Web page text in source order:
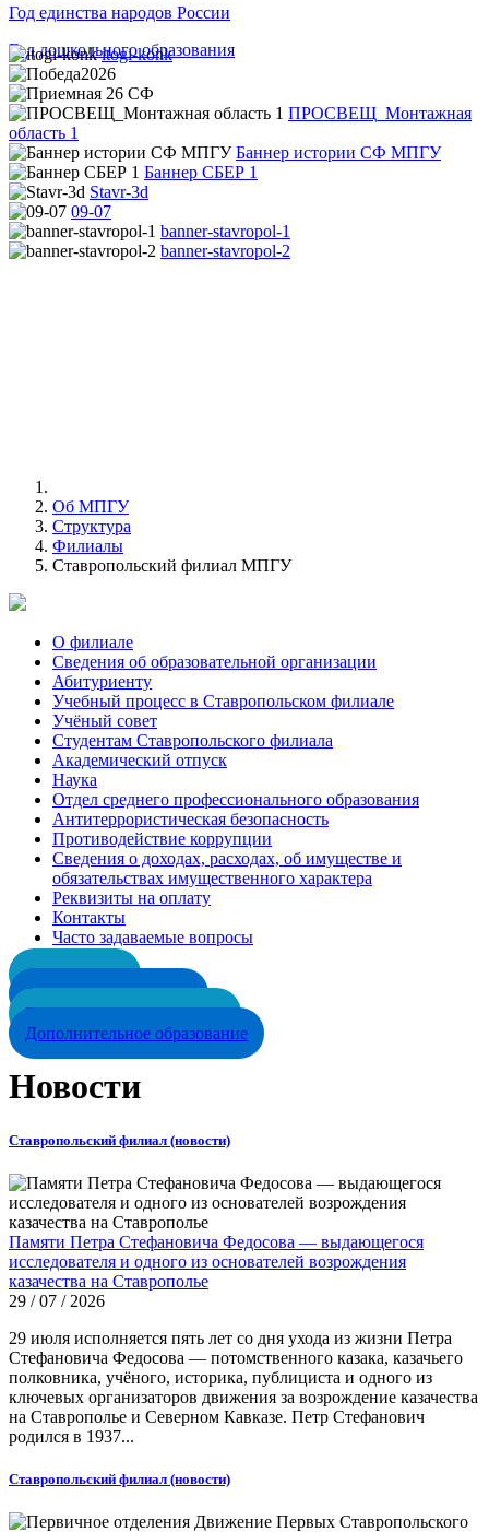
Год единства народов России
Год дошкольного образования
itogi-konk
ПРОСВЕЩ_Монтажная
область 1
Баннер истории СФ МПГУ
Баннер СБЕР 1
Stavr-3d
09-07
banner-stavropol-1
banner-stavropol-2
Об МПГУ
Структура
Филиалы
Ставропольский филиал МПГУ
О филиале
Сведения об образовательной организации
Абитуриенту
Учебный процесс в Ставропольском филиале
Учёный совет
Студентам Ставропольского филиала
Академический отпуск
Наука
Отдел среднего профессионального образования
Антитеррористическая безопасность
Противодействие коррупции
Сведения о доходах, расходах, об имуществе и
обязательствах имущественного характера
Реквизиты на оплату
Контакты
Часто задаваемые вопросы
Абитуриенту
Списки поступающих
Подать документы онлайн
Дополнительное образование
Новости
Ставропольский филиал (новости)
Памяти Петра Стефановича Федосова — выдающегося
исследователя и одного из основателей возрождения
казачества на Ставрополье
29 / 07 / 2026
29 июля исполняется пять лет со дня ухода из жизни Петра
Стефановича Федосова — потомственного казака, казачьего
полковника, учёного, историка, публициста и одного из
ключевых организаторов движения за возрождение казачества
на Ставрополье и Северном Кавказе. Петр Стефанович
родился в 1937...
Ставропольский филиал (новости)